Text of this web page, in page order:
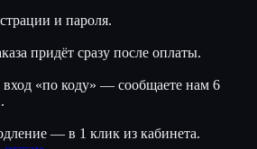
и пароля.
придёт сразу после оплаты.
«по коду» — сообщаете нам 6
— в 1 клик из кабинета.